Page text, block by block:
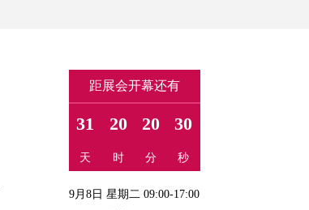
距展会开幕还有
31 20 20 29
天 时 分 秒
9月8日 星期二 09:00-17:00